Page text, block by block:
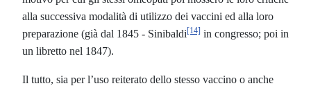
alla successiva modalità di utilizzo dei vaccini ed alla loro
preparazione (già dal 1845 - Sinibaldi[14] in congresso; poi in
un libretto nel 1847).
Il tutto, sia per l’uso reiterato dello stesso vaccino o anche